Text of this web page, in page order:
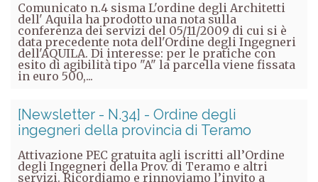
Comunicato n.4 sisma L'ordine degli Architetti
dell' Aquila ha prodotto una nota sulla
conferenza dei servizi del 05/11/2009 di cui si è
data precedente nota dell'Ordine degli Ingegneri
dell'AQUILA. Di interesse: per le pratiche con
esito di agibilità tipo "A" la parcella viene fissata
in euro 500,...
[Newsletter - N.34] - Ordine degli
ingegneri della provincia di Teramo
Attivazione PEC gratuita agli iscritti all’Ordine
degli Ingegneri della Prov. di Teramo e altri
servizi. Ricordiamo e rinnoviamo l’invito a